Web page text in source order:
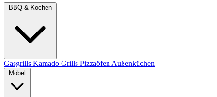
Gasgrills Kamado Grills Pizzaöfen Außenküchen